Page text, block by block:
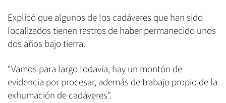
Explicó que algunos de los cadáveres que han sido
localizados tienen rastros de haber permanecido unos
dos años bajo tierra.
“Vamos para largo todavía, hay un montón de
evidencia por procesar, además de trabajo propio de la
exhumación de cadáveres”.